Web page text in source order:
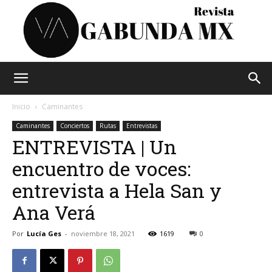
Mx
Inicio Caminantes
Caminantes Conciertos Rutas Entrevistas
ENTREVISTA | Un
encuentro de voces:
entrevista a Hela San y
Ana Verá
Por Lucía Ges - noviembre 18, 2021 1619 0